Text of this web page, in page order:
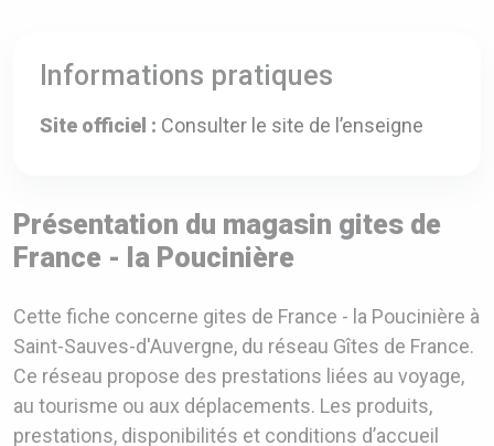
Informations pratiques
Site officiel : Consulter le site de l’enseigne
Présentation du magasin gites de
France - la Poucinière
Cette fiche concerne gites de France - la Poucinière à
Saint-Sauves-d'Auvergne, du réseau Gîtes de France.
Ce réseau propose des prestations liées au voyage,
au tourisme ou aux déplacements. Les produits,
prestations, disponibilités et conditions d’accueil